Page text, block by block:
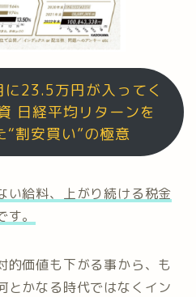
23.5万円が入ってく
日経平均リターンを
割安買い”の極意
い給料、上がり続ける税金
。
的価値も下がる事から、も
とかなる時代ではなくイン